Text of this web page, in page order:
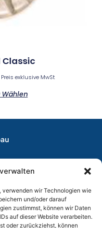
verwenden wir Technologien wie
und/oder darauf
zustimmst, können wir Daten
auf dieser Website verarbeiten.
oder zurückziehst, können
Classic
Preis exklusive MwSt